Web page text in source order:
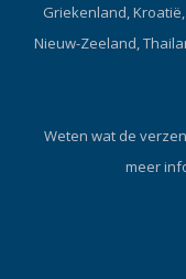
Griekenland,
Nieuw-Zeeland,
Weten wat de
meer